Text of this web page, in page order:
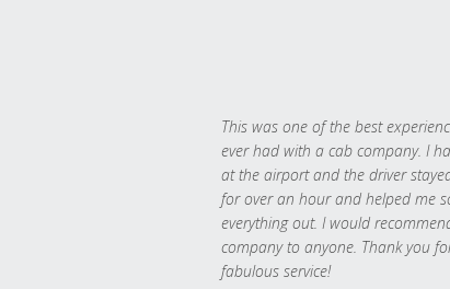
This was one of the best
ever had with a cab company. I
at the airport and the driver
for over an hour and helped me
everything out. I would
company to anyone. Thank you
fabulous service!